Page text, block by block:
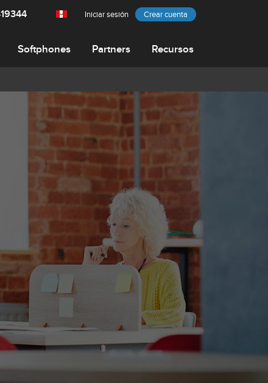
Iniciar sesión Crear cuenta
Softphones Partners Recursos